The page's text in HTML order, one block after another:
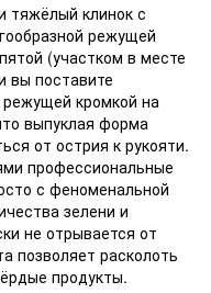
клинок с
режущей
(участком в месте
вы поставите
кромкой на
выпуклая форма
от острия к рукояти.
профессиональные
с феноменальной
зелени и
не отрывается от
позволяет расколоть
продукты.